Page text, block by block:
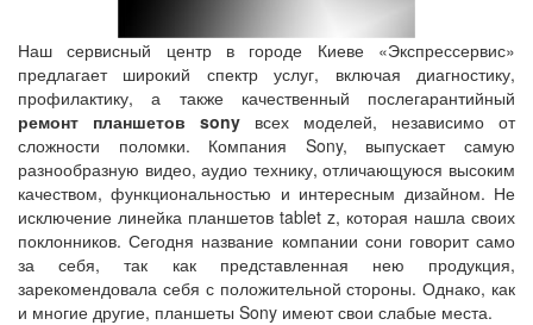
Наш сервисный центр в городе Киеве «Экспрессервис»
предлагает широкий спектр услуг, включая диагностику,
профилактику, а также качественный послегарантийный
ремонт планшетов sony всех моделей, независимо от
сложности поломки. Компания Sony, выпускает самую
разнообразную видео, аудио технику, отличающуюся высоким
качеством, функциональностью и интересным дизайном. Не
исключение линейка планшетов tablet z, которая нашла своих
поклонников. Сегодня название компании сони говорит само
за себя, так как представленная нею продукция,
зарекомендовала себя с положительной стороны. Однако, как
и многие другие, планшеты Sony имеют свои слабые места.